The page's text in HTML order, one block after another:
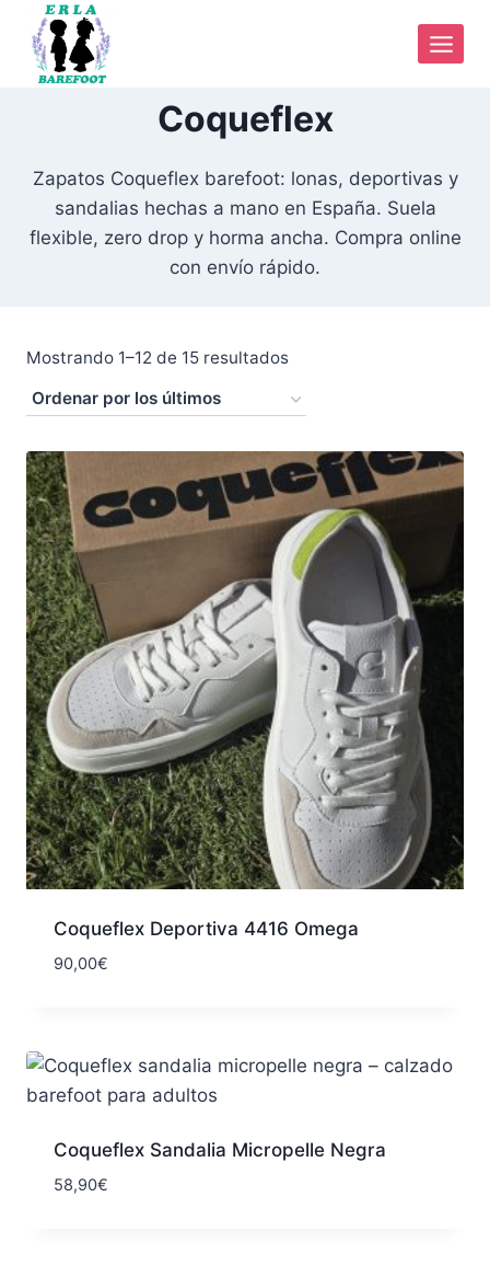
Saltar
contenido
Coqueflex
Zapatos Coqueflex barefoot: lonas, deportivas y
sandalias hechas a mano en España. Suela
flexible, zero drop y horma ancha. Compra online
con envío rápido.
Mostrando 1–12 de 15 resultadosOrdenado
los
últimos
Coqueflex Deportiva 4416 Omega
90,00€
Coqueflex Sandalia Micropelle Negra
58,90€